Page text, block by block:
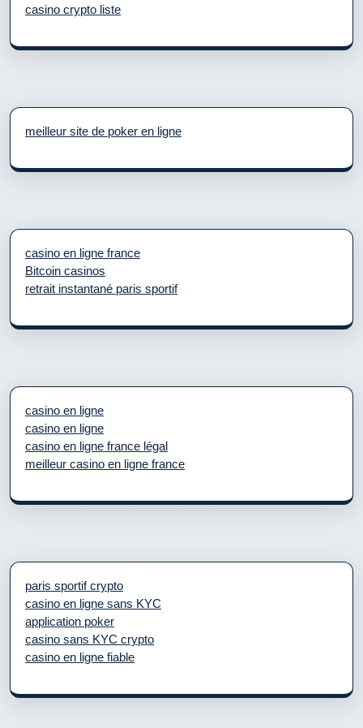
casino crypto liste
meilleur site de poker en ligne
casino en ligne france
Bitcoin casinos
retrait instantané paris sportif
casino en ligne
casino en ligne
casino en ligne france légal
meilleur casino en ligne france
paris sportif crypto
casino en ligne sans KYC
application poker
casino sans KYC crypto
casino en ligne fiable